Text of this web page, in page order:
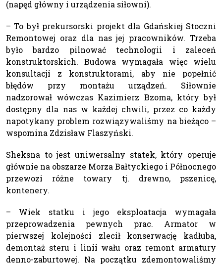
(napęd główny i urządzenia siłowni).
– To był prekursorski projekt dla Gdańskiej Stoczni
Remontowej oraz dla nas jej pracowników. Trzeba
było bardzo pilnować technologii i zaleceń
konstruktorskich. Budowa wymagała więc wielu
konsultacji z konstruktorami, aby nie popełnić
błędów przy montażu urządzeń. Siłownie
nadzorował wówczas Kazimierz Bzoma, który był
dostępny dla nas w każdej chwili, przez co każdy
napotykany problem rozwiązywaliśmy na bieżąco –
wspomina Zdzisław Flaszyński.
Sheksna to jest uniwersalny statek, który operuje
głównie na obszarze Morza Bałtyckiego i Północnego
przewozi różne towary tj. drewno, pszenicę,
kontenery.
– Wiek statku i jego eksploatacja wymagała
przeprowadzenia pewnych prac. Armator w
pierwszej kolejności zlecił konserwację kadłuba,
demontaż steru i linii wału oraz remont armatury
denno-zaburtowej. Na początku zdemontowaliśmy